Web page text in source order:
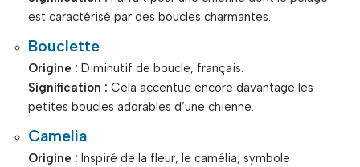
est caractérisé par des boucles charmantes.
Bouclette
Origine : Diminutif de boucle, français.
Signification : Cela accentue encore davantage les
petites boucles adorables d’une chienne.
Camelia
Origine : Inspiré de la fleur, le camélia, symbole